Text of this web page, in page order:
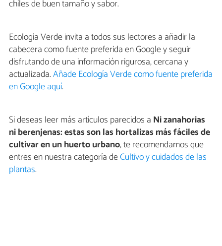
chiles de buen tamaño y sabor.
Ecología Verde invita a todos sus lectores a añadir la
cabecera como fuente preferida en Google y seguir
disfrutando de una información rigurosa, cercana y
actualizada.Añade Ecología Verde como fuente preferida
en Google aquí.
Si deseas leer más artículos parecidos a Ni zanahorias
ni berenjenas: estas son las hortalizas más fáciles de
cultivar en un huerto urbano, te recomendamos que
entres en nuestra categoría deCultivo y cuidados de las
plantas.